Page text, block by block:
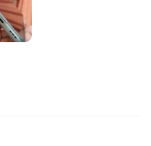
do chip